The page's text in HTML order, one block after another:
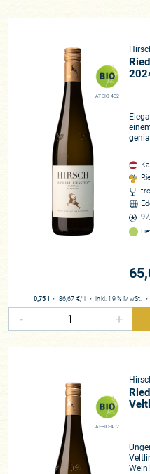
AT-BIO-402
genial
0,75 l ・ 86,67 €/ l ・inkl. 19 % MwSt. ・
- +
AT-BIO-402
Wein!